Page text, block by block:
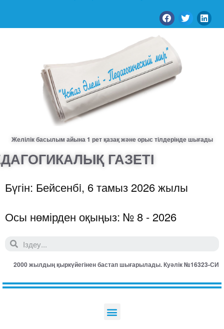
Желілік басылым айына 1 рет қазақ және орыс тілдерінде шығады
ГАЗЕТІ
Бүгін: Бейсенбi, 6 тамыз 2026 жылы
Осы нөмірден оқыңыз: № 8 - 2026
2000 жылдың қыркүйегінен бастап шығарылады. Куәлік №16323-СИ